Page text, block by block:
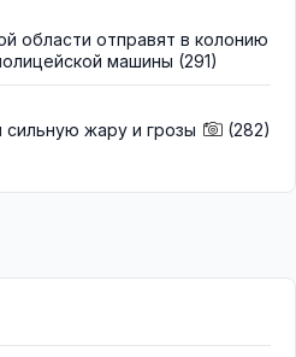
области отправят в колонию
машины (291)
жару и грозы (282)